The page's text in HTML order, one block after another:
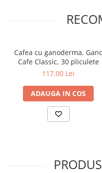
Cafea cu ganoderma,
Cafe Classic, 30 pliculete
117,00 Lei
ADAUGA IN COS